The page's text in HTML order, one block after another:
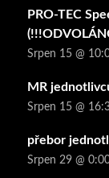
PRO-TEC
Srpen 15 @
MR
Srpen 15 @
přebor
Srpen 29 @